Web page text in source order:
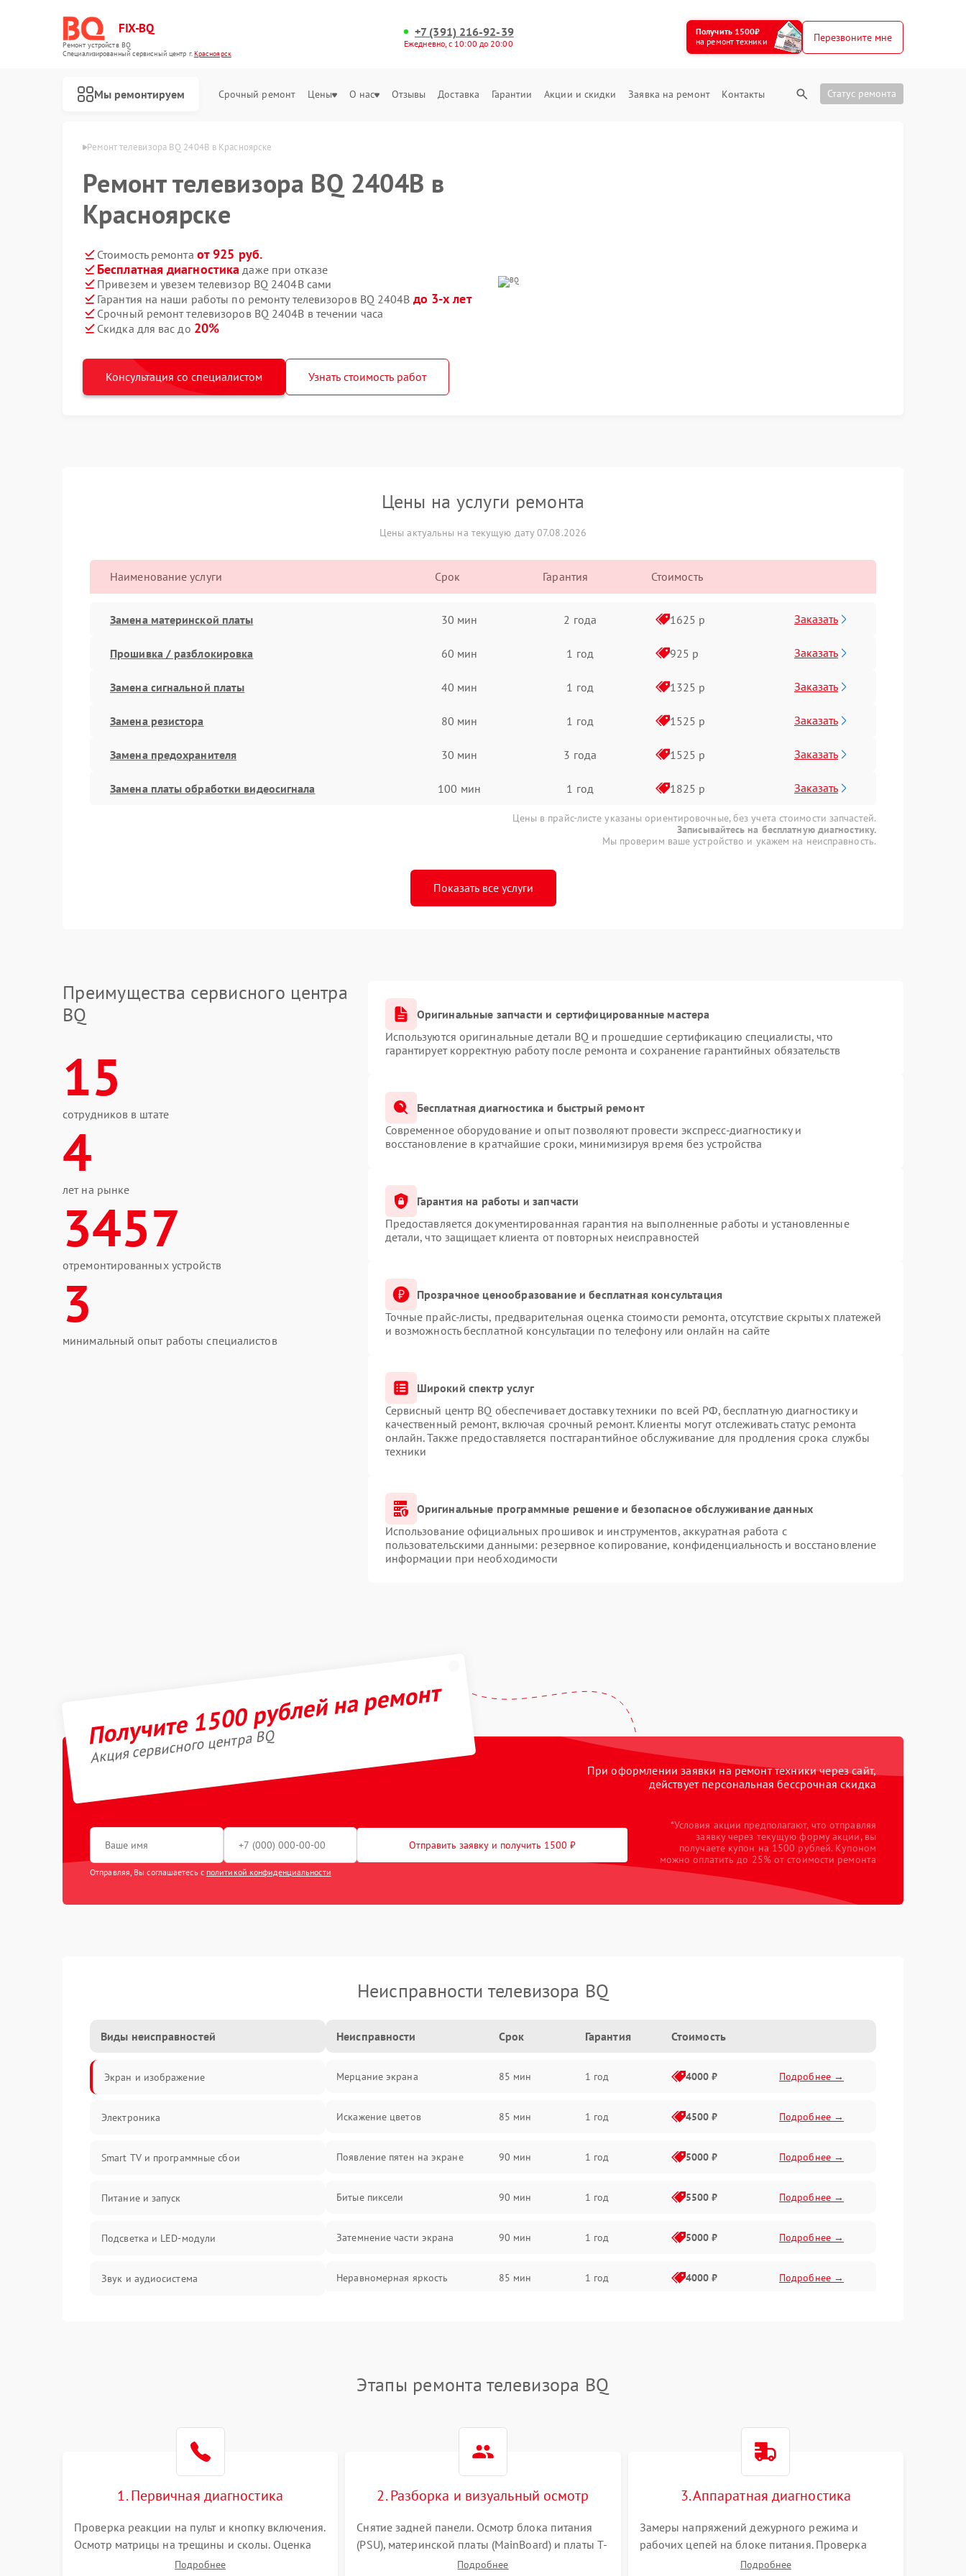
FIX-BQ
Ремонт устройств BQ
Специализированный cервисный центр г.Красноярск
+7 (391) 216-92-39
Ежедневно, с 10:00 до 20:00
Получить 1500₽
на ремонт техники
Перезвоните мне
Мы ремонтируем Срочный ремонт Цены О нас Отзывы Доставка Гарантии Акции и скидки Заявка на ремонт Контакты Статус ремонта
BQ в Красноярске Ремонт телевизора BQ 2404B в Красноярске
Ремонт телевизора BQ 2404B в
Красноярске
Стоимость ремонта от 925 руб.
Бесплатная диагностика даже при отказе
Привезем и увезем телевизор BQ 2404B сами
Гарантия на наши работы по ремонту телевизоров BQ 2404B до 3-х лет
Срочный ремонт телевизоров BQ 2404B в течении часа
Скидка для вас до 20%
Консультация со специалистом Узнать стоимость работ
Цены на услуги ремонта
Цены актуальны на текущую дату 07.08.2026
Наименование услуги Срок Гарантия Стоимость
Замена материнской платы 30 мин 2 года 1625 р Заказать
Прошивка / разблокировка 60 мин 1 год 925 р Заказать
Замена сигнальной платы 40 мин 1 год 1325 р Заказать
Замена резистора 80 мин 1 год 1525 р Заказать
Замена предохранителя 30 мин 3 года 1525 р Заказать
Замена платы обработки видеосигнала 100 мин 1 год 1825 р Заказать
Цены в прайс-листе указаны ориентировочные, без учета стоимости запчастей.
Записывайтесь на бесплатную диагностику.
Мы проверим ваше устройство и укажем на неисправность.
Показать все услуги
Преимущества сервисного центра
BQ
15
сотрудников в штате
4
лет на рынке
3457
отремонтированных устройств
3
минимальный опыт работы специалистов
Оригинальные запчасти и сертифицированные мастера
Используются оригинальные детали BQ и прошедшие сертификацию специалисты, что
гарантирует корректную работу после ремонта и сохранение гарантийных обязательств
Бесплатная диагностика и быстрый ремонт
Современное оборудование и опыт позволяют провести экспресс-диагностику и
восстановление в кратчайшие сроки, минимизируя время без устройства
Гарантия на работы и запчасти
Предоставляется документированная гарантия на выполненные работы и установленные
детали, что защищает клиента от повторных неисправностей
Прозрачное ценообразование и бесплатная консультация
Точные прайс-листы, предварительная оценка стоимости ремонта, отсутствие скрытых платежей
и возможность бесплатной консультации по телефону или онлайн на сайте
Широкий спектр услуг
Сервисный центр BQ обеспечивает доставку техники по всей РФ, бесплатную диагностику и
качественный ремонт, включая срочный ремонт. Клиенты могут отслеживать статус ремонта
онлайн. Также предоставляется постгарантийное обслуживание для продления срока службы
техники
Оригинальные программные решение и безопасное обслуживание данных
Использование официальных прошивок и инструментов, аккуратная работа с
пользовательскими данными: резервное копирование, конфиденциальность и восстановление
информации при необходимости
Получите 1500 рублей на ремонт
Акция сервисного центра BQ
При оформлении заявки на ремонт техники через сайт,
действует персональная бессрочная скидка
Отправить заявку и получить 1500 ₽
Отправляя, Вы соглашаетесь с политикой конфиденциальности
*Условия акции предполагают, что отправляя
заявку через текущую форму акции, вы
получаете купон на 1500 рублей. Купоном
можно оплатить до 25% от стоимости ремонта
Неисправности телевизора BQ
Виды неисправностей
Экран и изображение
Электроника
Smart TV и программные сбои
Питание и запуск
Подсветка и LED-модули
Звук и аудиосистема
Программное обеспечение
Корпус и механика
Сеть и подключения
Неисправности Срок Гарантия Стоимость
Мерцание экрана 85 мин 1 год 4000 ₽ Подробнее →
Искажение цветов 85 мин 1 год 4500 ₽ Подробнее →
Появление пятен на экране 90 мин 1 год 5000 ₽ Подробнее →
Битые пиксели 90 мин 1 год 5500 ₽ Подробнее →
Затемнение части экрана 90 мин 1 год 5000 ₽ Подробнее →
Неравномерная яркость 85 мин 1 год 4000 ₽ Подробнее →
Этапы ремонта телевизора BQ
1. Первичная диагностика
Проверка реакции на пульт и кнопку включения.
Осмотр матрицы на трещины и сколы. Оценка
звука, наличия подсветки и индикаторов
Подробнее
2. Разборка и визуальный осмотр
Снятие задней панели. Осмотр блока питания
(PSU), материнской платы (MainBoard) и платы T-
Con на вздутые конденсаторы, прогары,
Подробнее
3. Аппаратная диагностика
Замеры напряжений дежурного режима и
рабочих цепей на блоке питания. Проверка
видеосигналов на плате T-Con с помощью
Подробнее